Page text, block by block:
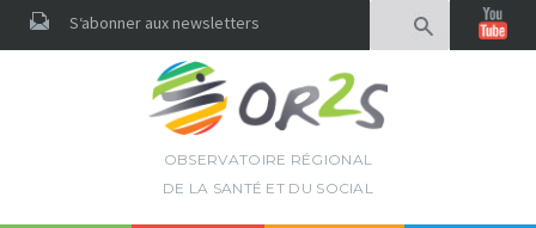
S‘abonner aux newsletters
OBSERVATOIRE RÉGIONAL
DE LA SANTÉ ET DU SOCIAL